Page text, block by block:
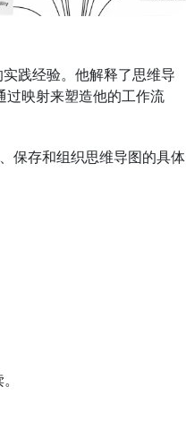
践经验。他解释了思维导
过映射来塑造他的工作流
保存和组织思维导图的具体